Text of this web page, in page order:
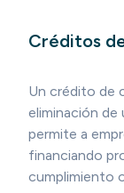
Créditos
Un crédito de
eliminación
permite a
financiando
cumplimiento